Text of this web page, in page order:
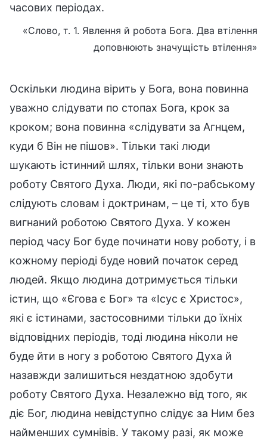
часових періодах.
«Слово, т. 1. Явлення й робота Бога. Два втілення
доповнюють значущість втілення»
Оскільки людина вірить у Бога, вона повинна
уважно слідувати по стопах Бога, крок за
кроком; вона повинна «слідувати за Агнцем,
куди б Він не пішов». Тільки такі люди
шукають істинний шлях, тільки вони знають
роботу Святого Духа. Люди, які по-рабському
слідують словам і доктринам, – це ті, хто був
вигнаний роботою Святого Духа. У кожен
період часу Бог буде починати нову роботу, і в
кожному періоді буде новий початок серед
людей. Якщо людина дотримується тільки
істин, що «Єгова є Бог» та «Ісус є Христос»,
які є істинами, застосовними тільки до їхніх
відповідних періодів, тоді людина ніколи не
буде йти в ногу з роботою Святого Духа й
назавжди залишиться нездатною здобути
роботу Святого Духа. Незалежно від того, як
діє Бог, людина невідступно слідує за Ним без
найменших сумнівів. У такому разі, як може